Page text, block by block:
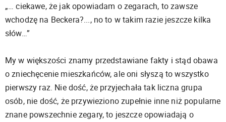
„… ciekawe, że jak opowiadam o zegarach, to zawsze
wchodzę na Beckera?..., no to w takim razie jeszcze kilka
słów…”
My w większości znamy przedstawiane fakty i stąd obawa
o zniechęcenie mieszkańców, ale oni słyszą to wszystko
pierwszy raz. Nie dość, że przyjechała tak liczna grupa
osób, nie dość, że przywieziono zupełnie inne niż popularne
znane powszechnie zegary, to jeszcze opowiadają o